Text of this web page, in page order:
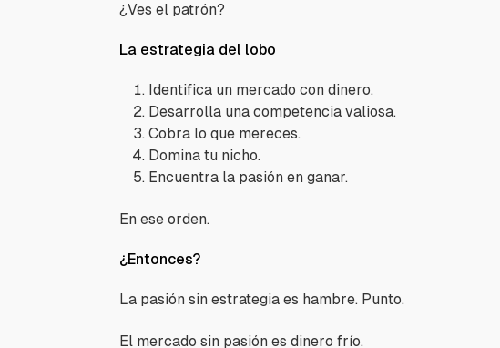
¿Ves el patrón?
La estrategia del lobo
Identifica un mercado con dinero.
Desarrolla una competencia valiosa.
Cobra lo que mereces.
Domina tu nicho.
Encuentra la pasión en ganar.
En ese orden.
¿Entonces?
La pasión sin estrategia es hambre. Punto.
El mercado sin pasión es dinero frío.